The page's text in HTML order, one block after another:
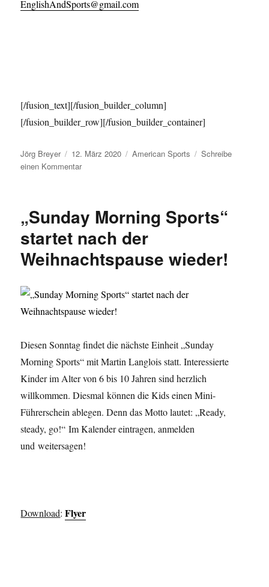
EnglishAndSports@gmail.com
[/fusion_text][/fusion_builder_column]
[/fusion_builder_row][/fusion_builder_container]
Autor
Jörg Breyer
Veröffentlicht
am
12. März 2020 Kategorien
American Sports
Schreibe
einen Kommentarzu
Spring
2020
„Sunday Morning Sports“
startet nach der
Weihnachtspause wieder!
Diesen Sonntag findet die nächste Einheit „Sunday
Morning Sports“ mit Martin Langlois statt. Interessierte
Kinder im Alter von 6 bis 10 Jahren sind herzlich
willkommen. Diesmal können die Kids einen Mini-
Führerschein ablegen. Denn das Motto lautet: „Ready,
steady, go!“ Im Kalender eintragen, anmelden
und weitersagen!
Download:Flyer